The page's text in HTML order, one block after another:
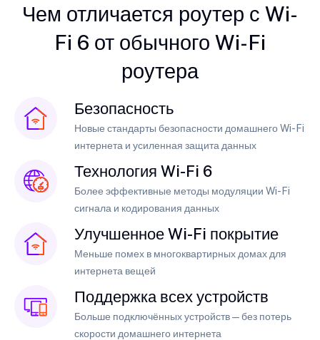
Чем отличается роутер с Wi-
Fi 6 от обычного Wi-Fi
роутера
Безопасность
Новые стандарты безопасности домашнего Wi-Fi
интернета и усиленная защита данных
Технология Wi-Fi 6
Более эффективные методы модуляции Wi-Fi
сигнала и кодирования данных
Улучшенное Wi-Fi покрытие
Меньше помех в многоквартирных домах для
интернета вещей
Поддержка всех устройств
Больше подключённых устройств — без потерь
скорости домашнего интернета